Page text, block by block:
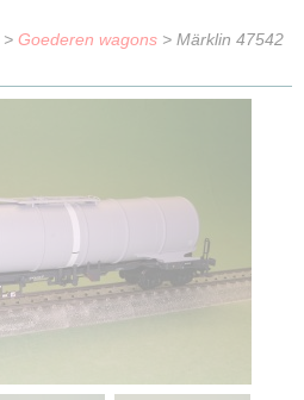
> Goederen wagons > Märklin 47542